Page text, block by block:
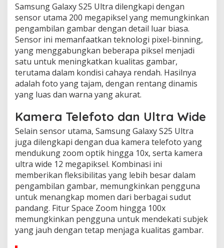
Samsung Galaxy S25 Ultra dilengkapi dengan
sensor utama 200 megapiksel yang memungkinkan
pengambilan gambar dengan detail luar biasa.
Sensor ini memanfaatkan teknologi pixel-binning,
yang menggabungkan beberapa piksel menjadi
satu untuk meningkatkan kualitas gambar,
terutama dalam kondisi cahaya rendah. Hasilnya
adalah foto yang tajam, dengan rentang dinamis
yang luas dan warna yang akurat.
Kamera Telefoto dan Ultra Wide
Selain sensor utama, Samsung Galaxy S25 Ultra
juga dilengkapi dengan dua kamera telefoto yang
mendukung zoom optik hingga 10x, serta kamera
ultra wide 12 megapiksel. Kombinasi ini
memberikan fleksibilitas yang lebih besar dalam
pengambilan gambar, memungkinkan pengguna
untuk menangkap momen dari berbagai sudut
pandang. Fitur Space Zoom hingga 100x
memungkinkan pengguna untuk mendekati subjek
yang jauh dengan tetap menjaga kualitas gambar.